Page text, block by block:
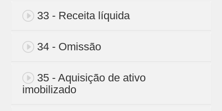
33 - Receita líquida
34 - Omissão
35 - Aquisição de ativo
imobilizado